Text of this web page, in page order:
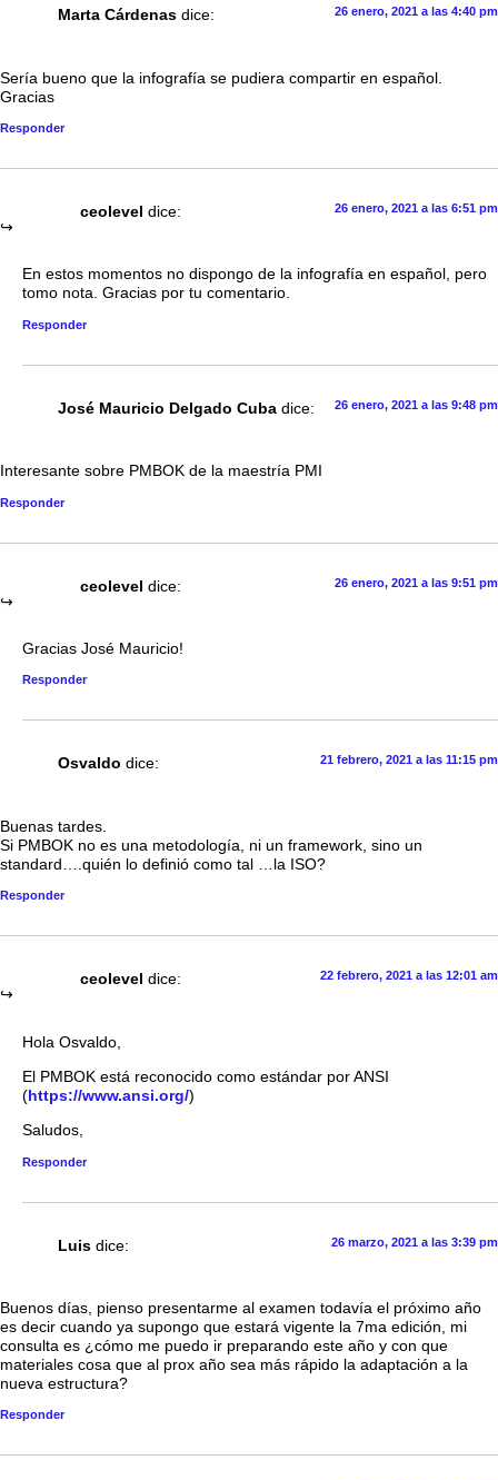
Marta Cárdenas dice: 26 enero, 2021 a las 4:40 pm
Sería bueno que la infografía se pudiera compartir en español.
Gracias
Responder
ceolevel dice: 26 enero, 2021 a las 6:51 pm
En estos momentos no dispongo de la infografía en español, pero
tomo nota. Gracias por tu comentario.
Responder
José Mauricio Delgado Cuba dice: 26 enero, 2021 a las 9:48 pm
Interesante sobre PMBOK de la maestría PMI
Responder
ceolevel dice: 26 enero, 2021 a las 9:51 pm
Gracias José Mauricio!
Responder
Osvaldo dice: 21 febrero, 2021 a las 11:15 pm
Buenas tardes.
Si PMBOK no es una metodología, ni un framework, sino un
standard….quién lo definió como tal …la ISO?
Responder
ceolevel dice: 22 febrero, 2021 a las 12:01 am
Hola Osvaldo,
El PMBOK está reconocido como estándar por ANSI
(https://www.ansi.org/)
Saludos,
Responder
Luis dice: 26 marzo, 2021 a las 3:39 pm
Buenos días, pienso presentarme al examen todavía el próximo año
es decir cuando ya supongo que estará vigente la 7ma edición, mi
consulta es ¿cómo me puedo ir preparando este año y con que
materiales cosa que al prox año sea más rápido la adaptación a la
nueva estructura?
Responder